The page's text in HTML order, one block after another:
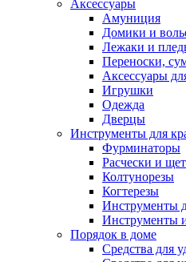
Аксессуары
Амуниция
Домики и
Лежаки и
Переноски,
Аксессуары
Игрушки
Одежда
Дверцы
Инструменты для
Фурминаторы
Расчески и
Колтунорезы
Когтерезы
Инструменты
Инструменты
Порядок в доме
Средства для